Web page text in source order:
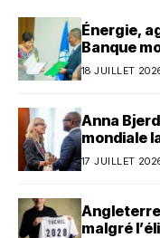
Énergie,
Banque
dollars au
18 JUILLET
Anna
mondiale
avec le
17 JUILLET
malgré